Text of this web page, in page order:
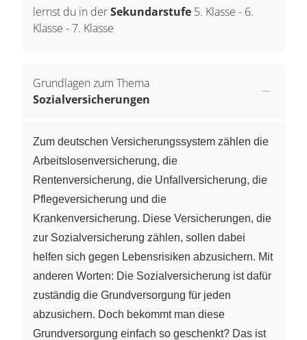
lernst du in derSekundarstufe 5. Klasse - 6.
Klasse -7. Klasse
Grundlagen zum Thema
Sozialversicherungen
Zum deutschen Versicherungssystem zählen die
Arbeitslosenversicherung, die
Rentenversicherung, die Unfallversicherung, die
Pflegeversicherung und die
Krankenversicherung. Diese Versicherungen, die
zur Sozialversicherung zählen, sollen dabei
helfen sich gegen Lebensrisiken abzusichern. Mit
anderen Worten: Die Sozialversicherung ist dafür
zuständig die Grundversorgung für jeden
abzusichern. Doch bekommt man diese
Grundversorgung einfach so geschenkt? Das ist